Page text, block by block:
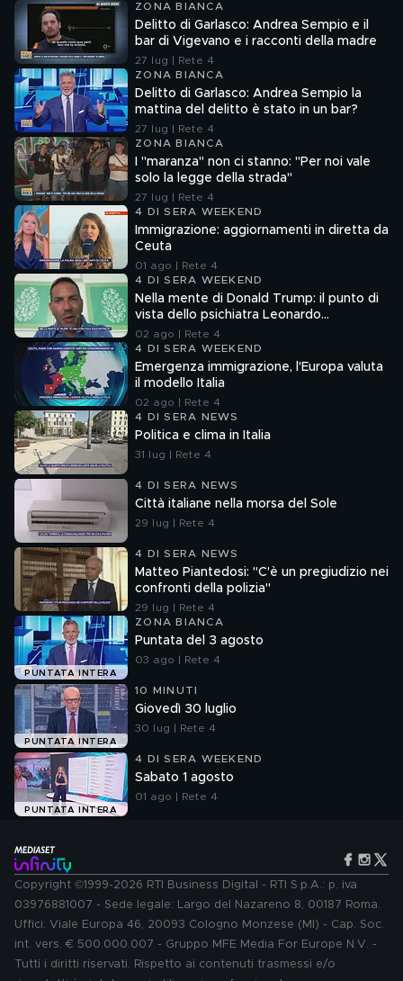
ZONA BIANCA
Delitto di Garlasco: Andrea Sempio e il
bar di Vigevano e i racconti della madre
27 lug | Rete 4
ZONA BIANCA
Delitto di Garlasco: Andrea Sempio la
mattina del delitto è stato in un bar?
27 lug | Rete 4
ZONA BIANCA
I "maranza" non ci stanno: "Per noi vale
solo la legge della strada"
27 lug | Rete 4
4 DI SERA WEEKEND
Immigrazione: aggiornamenti in diretta da
Ceuta
01 ago | Rete 4
4 DI SERA WEEKEND
Nella mente di Donald Trump: il punto di
vista dello psichiatra Leonardo
Mendolicchio
02 ago | Rete 4
4 DI SERA WEEKEND
Emergenza immigrazione, l'Europa valuta
il modello Italia
02 ago | Rete 4
4 DI SERA NEWS
Politica e clima in Italia
31 lug | Rete 4
4 DI SERA NEWS
Città italiane nella morsa del Sole
29 lug | Rete 4
4 DI SERA NEWS
Matteo Piantedosi: "C'è un pregiudizio nei
confronti della polizia"
29 lug | Rete 4
PUNTATA INTERA
ZONA BIANCA
Puntata del 3 agosto
03 ago | Rete 4
PUNTATA INTERA
10 MINUTI
Giovedì 30 luglio
30 lug | Rete 4
PUNTATA INTERA
4 DI SERA WEEKEND
Sabato 1 agosto
01 ago | Rete 4
Copyright ©1999-2026 RTI Business Digital - RTI S.p.A.: p. iva
03976881007 - Sede legale: Largo del Nazareno 8, 00187 Roma.
Uffici: Viale Europa 46, 20093 Cologno Monzese (MI) - Cap. Soc.
int. vers. € 500.000.007 - Gruppo MFE Media For Europe N.V. -
Tutti i diritti riservati. Rispetto ai contenuti trasmessi e/o